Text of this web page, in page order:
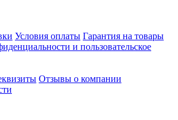
Условия оплаты Гарантия на товары
и пользовательское
Отзывы о компании